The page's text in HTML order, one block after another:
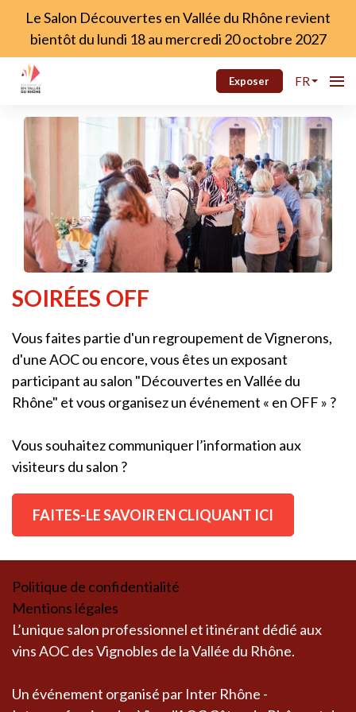
Le Salon Découvertes en Vallée du Rhône revient
bientôt du lundi 18 au mercredi 20 octobre 2027
Exposer FR
SOIRÉES OFF
Vous faites partie d'un regroupement de Vignerons,
d'une AOC ou encore, vous êtes un exposant
participant au salon "Découvertes en Vallée du
Rhône" et vous organisez un événement « en OFF » ?
Vous souhaitez communiquer l’information aux
visiteurs du salon ?
FAITES-LE SAVOIR EN CLIQUANT ICI
Politique de confidentialité
Mentions légales
L’unique salon professionnel et itinérant dédié aux
vins AOC des Vignobles de la Vallée du Rhône.
Un événement organisé par Inter Rhône -